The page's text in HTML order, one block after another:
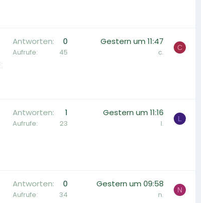
Antworten 0
Aufrufe 45
Gestern um 11:47
c. C
Antworten 1
Aufrufe 23
Gestern um 11:16
l. L
Antworten 0
Aufrufe 34
Gestern um 09:58
n. N